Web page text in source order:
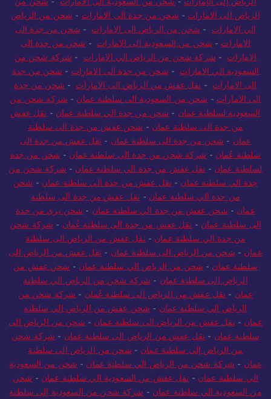
الرياض الى الامارات - شحن من جدة الى الامارات - شحن من الرياض
الي الامارات - شحن من الرياض الى الامارات - شحن من جدة الى
الامارات - شحن من السعودية الى الامارات - شحن من جدة الى
الامارات - شركة شحن من الرياض الي الامارات - شركة شحن من
السعودية الي الامارات - شحن من جدة الى الامارات - شحن من جدة
الى الامارات - نقل عفش من الرياض الى الامارات - شحن من جدة
الى الامارات - شحن من السعودية الى سلطنة عمان - شركة شحن من
السعودية لسلطنة عمان - شحن من جدة الي سلطنة عمان - نقل عفش
من جدة الى سلطنة عمان - شحن عفش من جدة الى سلطنة
عمان - شحن من جدة الى سلطنة عمان - نقل عفش من جدة الى
سلطنة عُمان - شركة شحن من جدة الى سلطنة عمان - شحن من جدة
لسلطنة عمان - نقل عفش من جدة الي سلطنة عمان - شركة شحن من
جدة الي سلطنة عمان - نقل عفش من جدة الى سلطنة عمان - شحن
من جدة الي سلطنة عمان - نقل عفش من جدة الى سلطنة
عمان - شحن عفش من جدة الي سلطنة عمان - شحن بري من جدة
الى سلطنة عمان - نقل عفش من جدة الى سلطنة عُمان - شركة شحن
من جدة الي سلطنة عمان - نقل عفش من الرياض الى سلطنة
عمان - شحن من الرياض الى سلطنة عمان - نقل عفش من الرياض الى
سلطنة عمان - شحن من الرياض الي سلطنة عمان - شحن عفش من
الرياض الى سلطنة عمان - شركة شحن من الرياض الي سلطنة
عمان - نقل عفش من الرياض الى سلطنة عُمان - شركة شحن من
الرياض الي سلطنة عمان - شحن عفش من الرياض الي سلطنة
عمان - نقل عفش من الرياض الى سلطنة عمان - شحن من الرياض الى
سلطنة عمان - نقل عفش من الرياض الى سلطنة عمان - شركة شحن
من الرياض إلى سلطنة عمان - شحن من الرياض الي سلطنة
عمان - شركة شحن من الرياض الي سلطنة عمان - شحن من السعودية
الي سلطنة عمان - نقل عفش من السعودية الي سلطنة عمان - شحن
من السعودية الي سلطنة عمان - شركة شحن من السعودية إلى سلطنة